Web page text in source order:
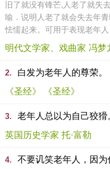
旧了就没有锋芒,人老了就失
喻．说明人老了就会失去年
怯懦起来。可用于表现老年
明代文学家、戏曲家 冯梦
2.
白发为老年人的尊荣。
《圣经》 《圣经》
3.
老年人总以为自己狡猾
英国历史学家 托·富勒
4.
不要讥笑老年人，因为